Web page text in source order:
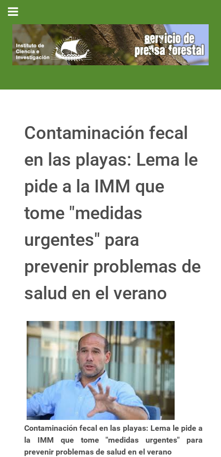
Contaminación fecal
en las playas: Lema le
pide a la IMM que
tome "medidas
urgentes" para
prevenir problemas de
salud en el verano
Contaminación fecal en las playas: Lema le pide a
la IMM que tome "medidas urgentes" para
prevenir problemas de salud en el verano